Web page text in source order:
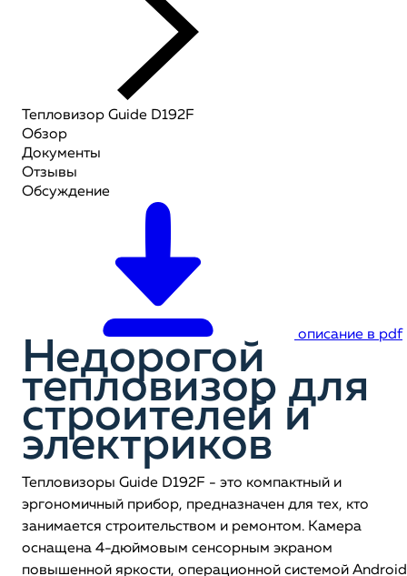
Тепловизор Guide D192F
Обзор
Документы
Отзывы
Обсуждение
описание в pdf
Недорогой
тепловизор для
строителей и
электриков
Тепловизоры Guide D192F - это компактный и
эргономичный прибор, предназначен для тех, кто
занимается строительством и ремонтом. Камера
оснащена 4-дюймовым сенсорным экраном
повышенной яркости, операционной системой